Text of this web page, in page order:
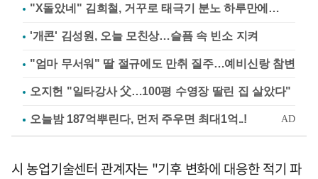
"X돌았네" 김희철, 거꾸로 태극기 분노 하루만에…
'개콘' 김성원, 오늘 모친상…슬픔 속 빈소 지켜
"엄마 무서워" 딸 절규에도 만취 질주…예비신랑 참변
오지헌 "일타강사 父…100평 수영장 딸린 집 살았다"
시 농업기술센터 관계자는 "기후 변화에 대응한 적기 파